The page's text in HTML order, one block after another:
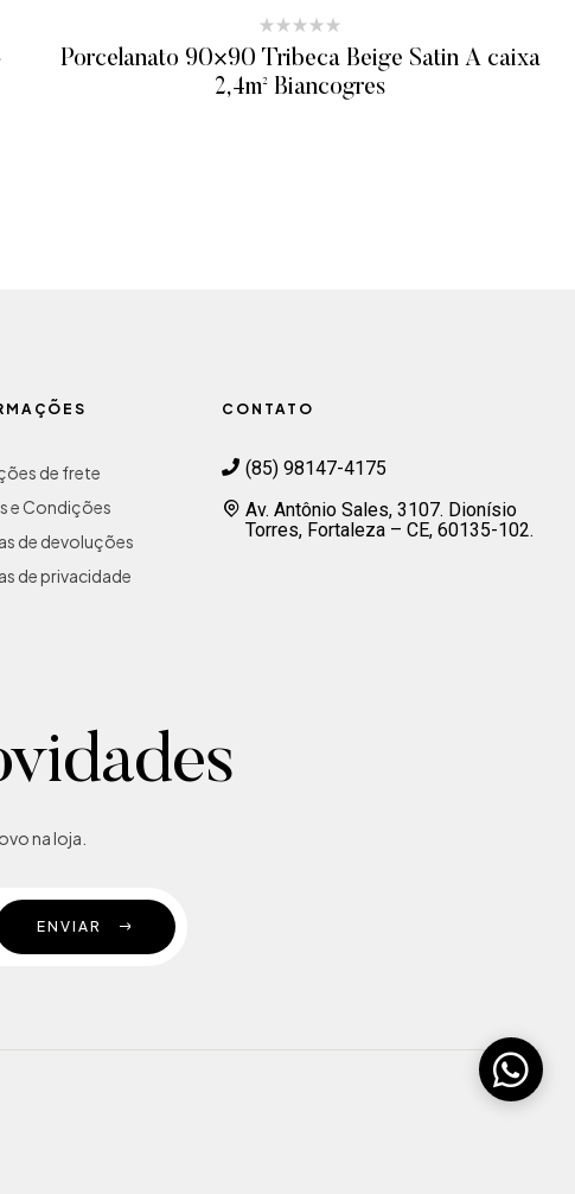
Porcelanato 90×90 Tribeca Beige Satin A caixa
2,4m² Biancogres
de frete
e Condições
de devoluções
de privacidade
CONTATO
(85) 98147-4175
Av. Antônio Sales, 3107. Dionísio
Torres, Fortaleza – CE, 60135-102.
na loja.
ENVIAR